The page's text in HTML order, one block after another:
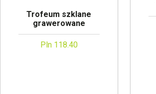
Trofeum szklane
grawerowane
Pln 118.40